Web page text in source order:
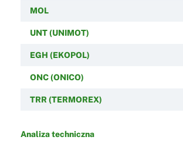
MOL
UNT (UNIMOT)
EGH (EKOPOL)
ONC (ONICO)
TRR (TERMOREX)
Analiza techniczna